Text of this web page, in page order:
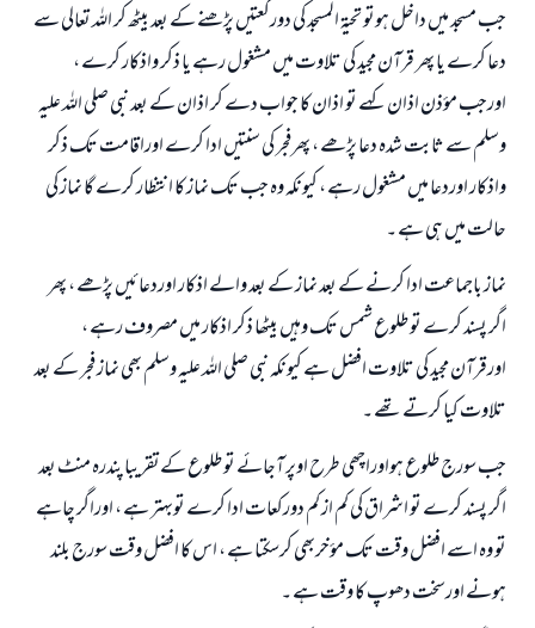
جب مسجد میں داخل ہوتو تحیۃ المسجد کی دورکعتیں پڑھنے کے بعد بیٹھ کر اللہ تعالی سے
دعا کرے یا پھر قرآن مجید کی تلاوت میں مشغول رہے یا ذکر واذکار کرے ،
اورجب مؤذن اذان کہے تو اذان کا جواب دے کر اذان کے بعد نبی صلی اللہ علیہ
وسلم سے ثابت شدہ دعا پڑھے ، پھرفجر کی سنتیں ادا کرے اوراقامت تک ذکر
واذکار اوردعا میں مشغول رہے ، کیونکہ وہ جب تک نماز کا انتظار کرے گا نماز کی
حالت میں ہی ہے ۔
نماز باجماعت ادا کرنے کے بعد نماز کے بعد والے اذکار اوردعائيں پڑھے ، پھر
اگر پسند کرے تو طلوع شمس تک وہیں بیٹھا ذکر اذکار میں مصروف رہے ،
اورقرآن مجید کی تلاوت افضل ہے کیونکہ نبی صلی اللہ علیہ وسلم بھی نماز فجر کے بعد
تلاوت کیا کرتے تھے ۔
جب سورج طلوع ہواوراچھی طرح اوپر آجائے تو طلوع کےتقریبا پندرہ منٹ بعد
اگر پسند کرے تو اشراق کی کم از کم دورکعات ادا کرے توبہتر ہے ، اوراگر چاہے
تو وہ اسے افضل وقت تک مؤخربھی کرسکتا ہے ، اس کا افضل وقت سورج بلند
ہونے اورسخت دھوپ کا وقت ہے ۔